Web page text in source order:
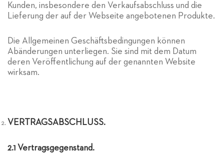
Kunden, insbesondere den Verkaufsabschluss und die
Lieferung der auf der Webseite angebotenen Produkte.
Die Allgemeinen Geschäftsbedingungen können
Abänderungen unterliegen. Sie sind mit dem Datum
deren Veröffentlichung auf der genannten Website
wirksam.
VERTRAGSABSCHLUSS.
2.1 Vertragsgegenstand.